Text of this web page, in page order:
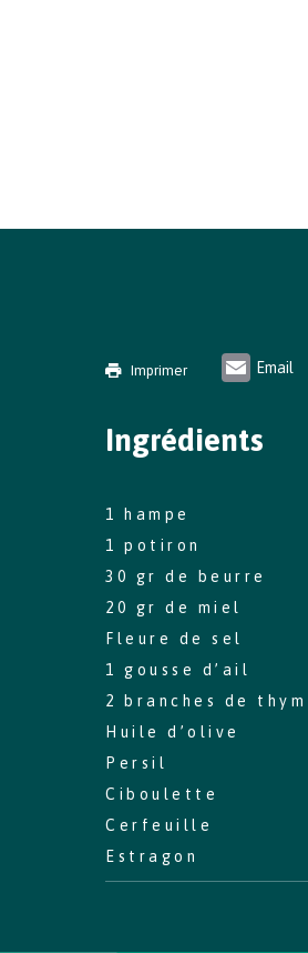
Pourquoi choisir l'irlande?
Contacter votre bureau
Imprimer Email
Ingrédients
1 hampe
1 potiron
30 gr de beurre
20 gr de miel
Fleure de sel
1 gousse d’ail
2 branches de
Huile d’olive
Persil
Ciboulette
Cerfeuille
Estragon